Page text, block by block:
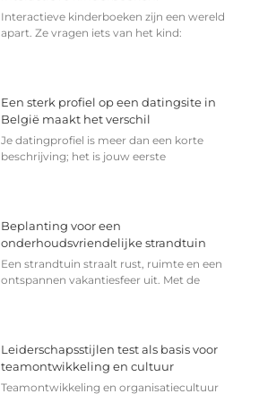
Interactieve kinderboeken zijn een wereld
apart. Ze vragen iets van het kind:
Een sterk profiel op een datingsite in
België maakt het verschil
Je datingprofiel is meer dan een korte
beschrijving; het is jouw eerste
Beplanting voor een
onderhoudsvriendelijke strandtuin
Een strandtuin straalt rust, ruimte en een
ontspannen vakantiesfeer uit. Met de
Leiderschapsstijlen test als basis voor
teamontwikkeling en cultuur
Teamontwikkeling en organisatiecultuur